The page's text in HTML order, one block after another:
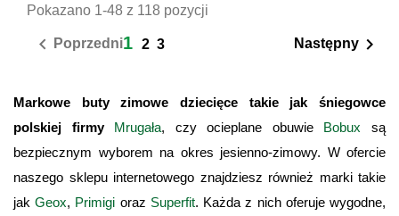
Pokazano 1-48 z 118 pozycji
 Poprzedni1 2 3 Następny 
Markowe buty zimowe dziecięce takie jak śniegowce
polskiej firmy
Mrugała, czy ocieplane obuwie Bobux są
bezpiecznym wyborem na okres jesienno-zimowy. W ofercie
naszego sklepu internetowego znajdziesz również marki takie
jak Geox, Primigi oraz Superfit. Każda z nich oferuje wygodne,